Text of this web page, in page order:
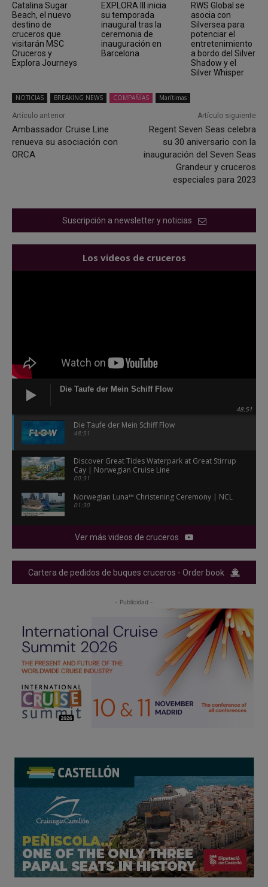
Catalina Sugar
Beach, el nuevo
destino de
cruceros que
visitarán MSC
Cruceros y
Explora Journeys
EXPLORA III inicia
su temporada
inaugural tras la
ceremonia de
inauguración en
Barcelona
RWS Global se
asocia con
Silversea para
potenciar el
entretenimiento
a bordo del Silver
Shadow y el
Silver Whisper
NOTICIAS BREAKING NEWS COMPAÑÍAS Marítimas
Artículo anterior
Ambassador Cruise Line
renueva su asociación con
ORCA
Artículo siguiente
Regent Seven Seas celebra
su 30 aniversario con la
inauguración del Seven Seas
Grandeur y cruceros
especiales para 2023
Suscripción a newsletter y noticias
Los videos de cruceros
Die Taufe der Mein Schiff Flow
48:51
Die Taufe der Mein Schiff Flow
48:51
Discover Great Tides Waterpark at Great Stirrup
Cay | Norwegian Cruise Line
00:31
Norwegian Luna™ Christening Ceremony | NCL
01:30
Ver más videos de cruceros
Cartera de pedidos de buques cruceros - Order book
- Publicidad -